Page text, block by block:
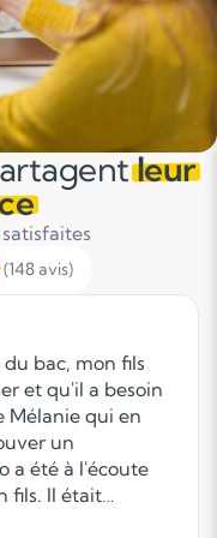
leur
(148 avis)
bac, mon fils
et qu'il a besoin
Mélanie qui en
un
a été à l'écoute
fils. Il était
et très